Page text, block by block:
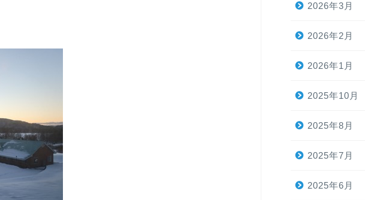
2026年3月
2026年2月
2026年1月
2025年10月
2025年8月
2025年7月
2025年6月